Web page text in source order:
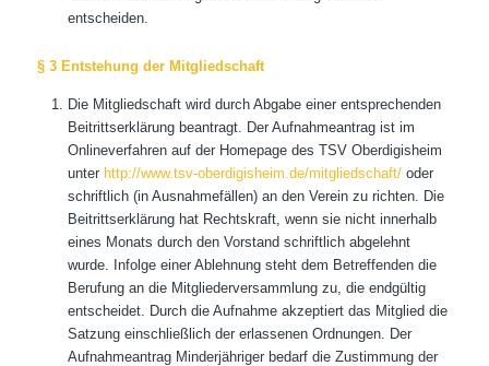
entscheiden.
§ 3 Entstehung der Mitgliedschaft
Die Mitgliedschaft wird durch Abgabe einer entsprechenden
Beitrittserklärung beantragt. Der Aufnahmeantrag ist im
Onlineverfahren auf der Homepage des TSV Oberdigisheim
unter http://www.tsv-oberdigisheim.de/mitgliedschaft/oder
schriftlich (in Ausnahmefällen) an den Verein zu richten. Die
Beitrittserklärung hat Rechtskraft, wenn sie nicht innerhalb
eines Monats durch den Vorstand schriftlich abgelehnt
wurde. Infolge einer Ablehnung steht dem Betreffenden die
Berufung an die Mitgliederversammlung zu, die endgültig
entscheidet. Durch die Aufnahme akzeptiert das Mitglied die
Satzung einschließlich der erlassenen Ordnungen. Der
Aufnahmeantrag Minderjähriger bedarf die Zustimmung der